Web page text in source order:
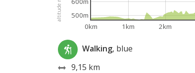
0km 1km 2km
500m
Walking, blue
9,15 km